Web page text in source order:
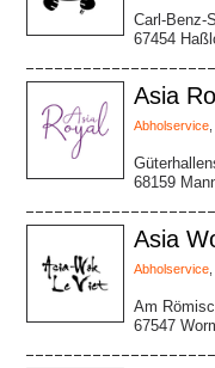
Carl-Benz-
67454
Asia
Abholservice
68159
Asia
Abholservice
Am
67547